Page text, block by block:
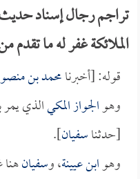
تراجم رجال إسناد
الملائكة غفر له ما تقدم
قوله: [أخبرنامحمد بن
وهوالجواز المكيالذي يمر
[حدثناسفيان].
وهوابن عيينة، وسفيان